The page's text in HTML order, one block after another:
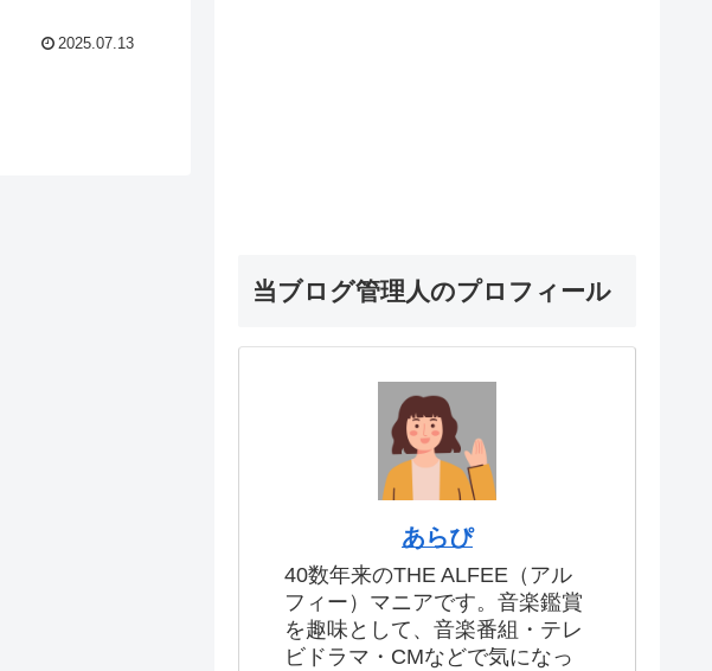
2025.07.13
当ブログ管理人のプロフィール
あらぴ
40数年来のTHE ALFEE（アル
フィー）マニアです。音楽鑑賞
を趣味として、音楽番組・テレ
ビドラマ・CMなどで気になっ